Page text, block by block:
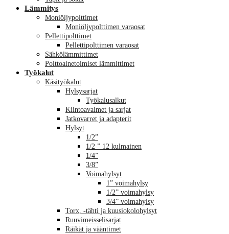
Lämmitys
Moniöljypolttimet
Moniöljypolttimen varaosat
Pellettipolttimet
Pellettipolttimen varaosat
Sähkölämmittimet
Polttoainetoimiset lämmittimet
Työkalut
Käsityökalut
Hylsysarjat
Työkalusalkut
Kiintoavaimet ja sarjat
Jatkovarret ja adapterit
Hylsyt
1/2”
1/2 ” 12 kulmainen
1/4”
3/8”
Voimahylsyt
1” voimahylsy
1/2” voimahylsy
3/4” voimahylsy
Torx, -tähti ja kuusiokolohylsyt
Ruuvimeisselisarjat
Räikät ja vääntimet